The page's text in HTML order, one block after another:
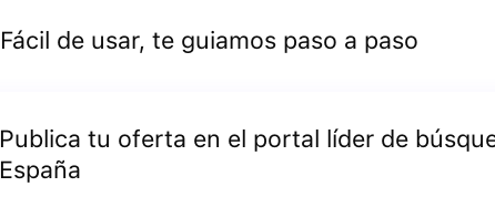
Fácil de usar, te guiamos paso a paso
Publica tu oferta en el portal líder de
España